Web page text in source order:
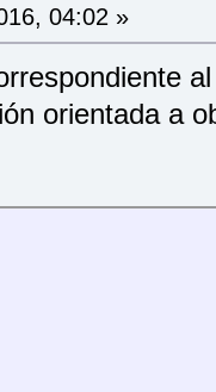
edad + " años");
casado");
identificable: "
04:02 »
orientada a